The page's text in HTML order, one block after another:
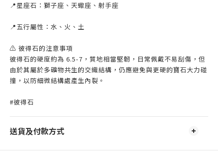
📍星座石：獅子座、天蠍座、射手座
📍五行屬性：水、火、土
⚠️ 彼得石的注意事項
彼得石的硬度約為 6.5-7，質地相當堅韌，日常佩戴不易刮傷，但
由於其屬於多礦物共生的交織結構，仍應避免與更硬的寶石大力碰
撞，以防細微結構處產生內裂。
#彼得石
送貨及付款方式